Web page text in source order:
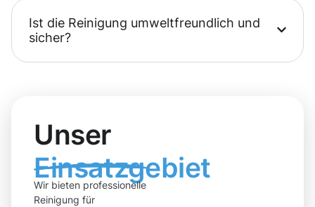
Ist die Reinigung umweltfreundlich und
sicher?
Unser
Einsatzgebiet
Wir bieten professionelle
Reinigung für